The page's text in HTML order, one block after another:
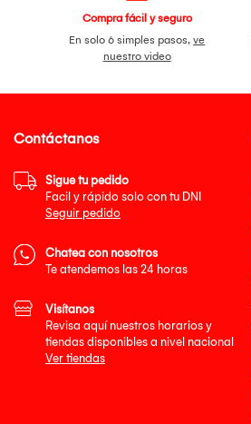
Compra fácil y seguro
En solo 6 simples pasos,ve
nuestro video
Contáctanos
Sigue tu pedido
Facil y rápido solo con tu DNI
Seguir pedido
Chatea con nosotros
Te atendemos las 24 horas
Visítanos
Revisa aquí nuestros horarios y
tiendas disponibles a nivel nacional
Ver tiendas